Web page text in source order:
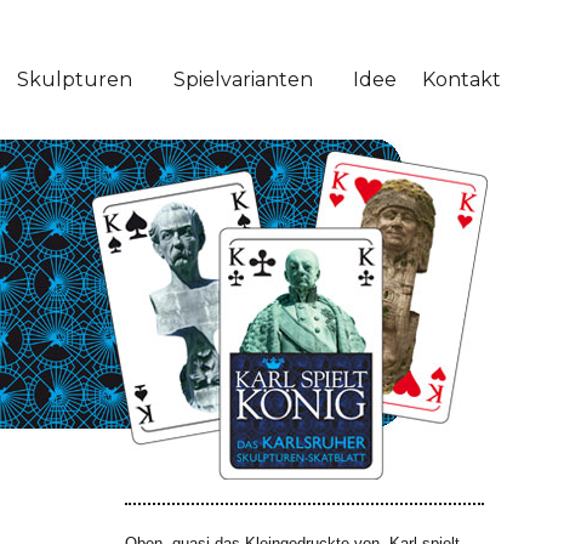
Skulpturen Spielvarianten Idee Kontakt